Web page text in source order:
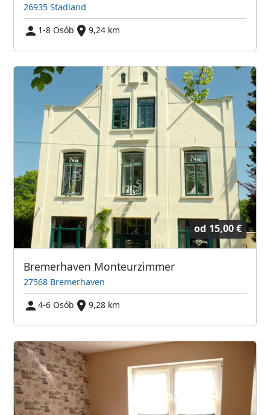
26935 Stadland
1-8 Osób
9,24 km
od 15,00 €
Bremerhaven Monteurzimmer
27568 Bremerhaven
4-6 Osób
9,28 km